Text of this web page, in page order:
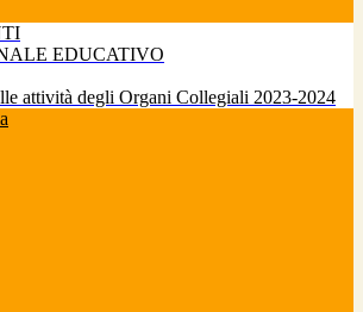
EDUCATIVO
attività degli Organi Collegiali 2023-2024